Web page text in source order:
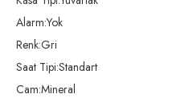
Alarm:Yok
Renk:Gri
Saat Tipi:Standart
Cam:Mineral